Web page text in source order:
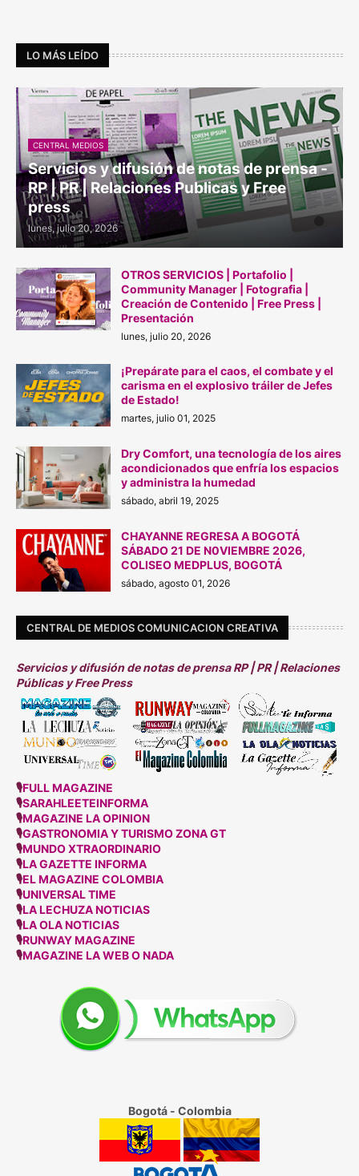
LO MÁS LEÍDO
CENTRAL MEDIOS
Servicios y difusión de notas de prensa -
RP | PR | Relaciones Publicas y Free
press
lunes, julio 20, 2026
OTROS SERVICIOS | Portafolio |
Community Manager | Fotografia |
Creación de Contenido | Free Press |
Presentación
lunes, julio 20, 2026
¡Prepárate para el caos, el combate y el
carisma en el explosivo tráiler de Jefes
de Estado!
martes, julio 01, 2025
Dry Comfort, una tecnología de los aires
acondicionados que enfría los espacios
y administra la humedad
sábado, abril 19, 2025
CHAYANNE REGRESA A BOGOTÁ
SÁBADO 21 DE N0VIEMBRE 2026,
COLISEO MEDPLUS, BOGOTÁ
sábado, agosto 01, 2026
CENTRAL DE MEDIOS COMUNICACION CREATIVA
Servicios y difusión de notas de prensa RP | PR | Relaciones
Públicas y Free Press
🎙FULL MAGAZINE
🎙SARAHLEETEINFORMA
🎙MAGAZINE LA OPINION
🎙GASTRONOMIA Y TURISMO ZONA GT
🎙MUNDO XTRAORDINARIO
🎙LA GAZETTE INFORMA
🎙EL MAGAZINE COLOMBIA
🎙UNIVERSAL TIME
🎙LA LECHUZA NOTICIAS
🎙LA OLA NOTICIAS
🎙RUNWAY MAGAZINE
🎙MAGAZINE LA WEB O NADA
Bogotá - Colombia